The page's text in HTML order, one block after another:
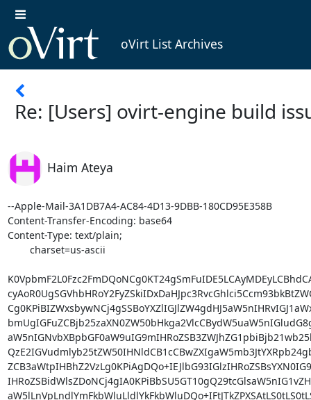
oVirt List Archives
Re: [Users] ovirt-engine build
Haim Ateya
--Apple-Mail-3A1DB7A4-AC84-4D13-9DBB-180CD95E358B
Content-Transfer-Encoding: base64
Content-Type: text/plain;
	charset=us-ascii

K0VpbmF2L0Fzc2FmDQoNCg0KT24gSmFuIDE5LCAyMDEyLCBhdCAxODo1MSwgIkJyb3duLCBDaHJp
cyAoR0UgSGVhbHRoY2FyZSkiIDxDaHJpc3RvcGhlci5Ccm93bkBtZWQuZ2UuY29tPiB3cm90ZToN
Cg0KPiBIZWxsbywNCj4gSSBoYXZlIGJlZW4gdHJ5aW5nIHRvIGJ1aWxkIHRoZSBvdmlydC1lbmdp
bmUgIGFuZCBjb25zaXN0ZW50bHkga2VlcCBydW5uaW5nIGludG8gYnVpbGQgZmFpbHVyZXMgZHVy
aW5nIGNvbXBpbGF0aW9uIG9mIHRoZSB3ZWJhZG1pbiBjb21wb25lbnQuDQo+IEkgaGF2ZSBhbiBG
QzE2IGVudmlyb25tZW50IHNldCB1cCBwZXIgaW5mb3JtYXRpb24gb24gdGhlIGVuZ2luZSBidWls
ZCB3aWtpIHBhZ2VzLg0KPiAgDQo+IEJlbG93IGlzIHRoZSBsYXN0IG91dHB1dCBJIHNlZSBmcm9t
IHRoZSBidWlsZDoNCj4gIA0KPiBbSU5GT10gQ29tcGlsaW5nIG1vZHVsZSBvcmcub3ZpcnQuZW5n
aW5lLnVpLndlYmFkbWluLldlYkFkbWluDQo+IFtJTkZPXSAtLS0tLS0tLS0tLS0tLS0tLS0tLS0t
LS0tLS0tLS0tLS0tLS0tLS0tLS0tLS0tLS0tLS0tLS0tLS0tLS0tLS0tLS0tLS0tLS0NCj4gW0lO
Rk9dIFJlYWN0b3IgU3VtbWFyeToNCj4gW0lORk9dDQo+IFtJTkZPXSBvVmlydCBFbmdpbmUgUm9v
dCBQcm9qZWN0IC4uLi4uLi4uLi4uLi4uLi4uLi4uLi4uLi4gU1VDQ0VTUyBbMTYuNzgxc10NCj4g
W0lORk9dIG9WaXJ0IEJ1aWxkIFRvb2xzIC4uLi4uLi4uLi4uLi4uLi4uLi4uLi4uLi4uLi4uLi4u
LiBTVUNDRVNTIFs1NS4zMDNzXQ0KPiBbSU5GT10gb1ZpcnQgTW9kdWxlcyAuLi4uLi4uLi4uLi4u
Li4uLi4uLi4uLi4uLi4uLi4uLi4uLi4uIFNVQ0NFU1MgWzAuMDA2c10NCj4gW0lORk9dIG9WaXJ0
IE1hbmFnZXIgLi4uLi4uLi4uLi4uLi4uLi4uLi4uLi4uLi4uLi4uLi4uLi4uLiBTVUNDRVNTIFsw
LjAwNXNdDQo+IFtJTkZPXSBvVmlydCBNb2R1bGVzIC4uLi4uLi4uLi4uLi4uLi4uLi4uLi4uLi4u
Li4uLi4uLi4uLi4gU1VDQ0VTUyBbNDUuNDg2c10NCj4gW0lORk9dIENTaGFycCBDb21wYXRpYmls
aXR5IC4uLi4uLi4uLi4uLi4uLi4uLi4uLi4uLi4uLi4uLiBTVUNDRVNTIFszLjc4NXNdDQo+IFtJ
TkZPXSBFbmNyeXB0aW9uIExpYnJhcmllcyAuLi4uLi4uLi4uLi4uLi4uLi4uLi4uLi4uLi4uLi4g
U1VDQ0VTUyBbNTAuMDUzc10NCj4gW0lORk9dIG9WaXJ0IFRvb2xzIC4uLi4uLi4uLi4uLi4uLi4u
Li4uLi4uLi4uLi4uLi4uLi4uLi4uLiBTVUNDRVNTIFsyLjEwNXNdDQo+IFtJTkZPXSBvVmlydCBU
b29scyBDb21tb24gTGlicmFyeSAuLi4uLi4uLi4uLi4uLi4uLi4uLi4uLi4gU1VDQ0VTUyBbNS43
MDJzXQ0KPiBbSU5GT10gQ29tbW9uIENvZGUgLi4uLi4uLi4uLi4uLi4uLi4uLi4uLi4uLi4uLi4u
Li4uLi4uLi4uIFNVQ0NFU1MgWzI1LjYzNXNdDQo+IFtJTkZPXSBDb21tb24gdXRpbGl0aWVzIC4u
Li4uLi4uLi4uLi4uLi4uLi4uLi4uLi4uLi4uLi4uLi4gU1VDQ0VTUyBbMzAuMDc5c10NCj4gW0lO
Rk9dIERhdGEgQWNjZXNzIExheWVyIC4uLi4uLi4uLi4uLi4uLi4uLi4uLi4uLi4uLi4uLi4uLiBT
VUNDRVNTIFsxNi4yNTZzXQ0KPiBbSU5GT10gZW5naW5lIGJlYW5zIC4uLi4uLi4uLi4uLi4uLi4u
Li4uLi4uLi4uLi4uLi4uLi4uLi4uIFNVQ0NFU1MgWzAuMTAyc10NCj4gW0lORk9dIGVuZ2luZSBz
Y2hlZHVsZXIgYmVhbiAuLi4uLi4uLi4uLi4uLi4uLi4uLi4uLi4uLi4uLiBTVUNDRVNTIFs5LjQw
NHNdDQo+IFtJTkZPXSBWZHMgYnJva2VyIC4uLi4uLi4uLi4uLi4uLi4uLi4uLi4uLi4uLi4uLi4u
Li4uLi4uLi4gU1VDQ0VTUyBbNi43NzlzXQ0KPiBbSU5GT10gU2VhcmNoIEJhY2tlbmQgLi4uLi4u
Li4uLi4uLi4uLi4uLi4uLi4uLi4uLi4uLi4uLi4uIFNVQ0NFU1MgWzMuMTM0c10NCj4gW0lORk9d
IGVuZ2luZSB2ZHNicm9rZXIgc3RhdGVsZXNzIHNlc3Npb24gYmVhbiAuLi4uLi4uLi4uLiBTVUND
RVNTIFsxLjc5OHNdDQo+IFtJTkZPXSBCYWNrZW5kIExvZ2ljIEBTZXJ2aWNlIGJlYW4gLi4uLi4u
Li4uLi4uLi4uLi4uLi4uLi4gU1VDQ0VTUyBbNTcuNjQ1c10NCj4gW0lORk9dIG9WaXJ0IFJFU1Rm
dWwgQVBJIEJhY2tlbmQgSW50ZWdyYXRpb24gLi4uLi4uLi4uLi4uLiBTVUNDRVNTIFswLjA5OHNd
DQo+IFtJTkZPXSBvVmlydCBSRVNUZnVsIEFQSSBpbnRlcmZhY2UgLi4uLi4uLi4uLi4uLi4uLi4u
Li4uLi4gU1VDQ0VTUyBbMC4yNThzXQ0KPiBbSU5GT10gb1ZpcnQgRW5naW5lIEFQSSBEZWZpbml0
aW9uIC4uLi4uLi4uLi4uLi4uLi4uLi4uLi4uIFNVQ0NFU1MgWzM1LjIwN3NdDQo+IFtJTkZPXSBv
VmlydCBFbmdpbmUgQVBJIENvbW1vbSBQYXJlbnQgUE9NIC4uLi4uLi4uLi4uLi4uLi4gU1VDQ0VT
UyBbMC4wODJzXQ0KPiBbSU5GT10gb1ZpcnQgRW5naW5lIEFQSSBDb21tb24gSkFYLVJTIC4uLi4u
Li4uLi4uLi4uLi4uLi4uIFNVQ0NFU1MgWzMuMTkyc10NCj4gW0lORk9dIG9WaXJ0IFJFU1RmdWwg
QVBJIEJhY2tlbmQgSW50ZWdyYXRpb24gVHlwZSBNYXBwZXJzICBTVUNDRVNTIFs1LjM2OXNdDQo+
IFtJTkZPXSBvVmlydCBSRVNUZnVsIEFQSSBCYWNrZW5kIEludGVncmF0aW9uIEpBWC1SUyBSZXNv
dXJjZXMgIFNVQ0NFU1MgWzkuMTQyc10NCj4gW0lORk9dIG9WaXJ0IFJFU1RmdWwgQVBJIEJhY2tl
bmQgSW50ZWdyYXRpb24gV2ViYXBwIC4uLi4uLiBTVUNDRVNTIFsxNy4xMDNzXQ0KPiBbSU5GT10g
b1ZpcnQgQ29uZmlndXJhdGlvbiBUb29sIC4uLi4uLi4uLi4uLi4uLi4uLi4uLi4uLi4uIFNVQ0NF
U1MgWzIuMjY4c10NCj4gW0lORk9dIE5vdGlmaWVyIFNlcnZpY2UgcGFja2FnZSAuLi4uLi4uLi4u
Li4uLi4uLi4uLi4uLi4uLiBTVUNDRVNTIFswLjAxMnNdDQo+IFtJTkZPXSBOb3RpZmllciBTZXJ2
aWNlIC4uLi4uLi4uLi4uLi4uLi4uLi4uLi4uLi4uLi4uLi4uLi4gU1VDQ0VTUyBbMi45MTJzXQ0K
PiBbSU5GT10gTm90aWZpZXIgU2VydmljZSBSZXNvdXJjZXMgLi4uLi4uLi4uLi4uLi4uLi4uLi4u
Li4uIFNVQ0NFU1MgWzI4LjYzNXNdDQo+IFtJTkZPXSBvVmlydCBNb2R1bGVzIC4uLi4uLi4uLi4u
Li4uLi4uLi4uLi4uLi4uLi4uLi4uLi4uLi4gU1VDQ0VTUyBbMC42ODZzXQ0KPiBbSU5GT10gb1Zp
cnQgTW9kdWxlcyAuLi4uLi4uLi4uLi4uLi4uLi4uLi4uLi4uLi4uLi4uLi4uLi4uIFNVQ0NFU1Mg
WzAuMDE3c10NCj4gW0lORk9dIG9WaXJ0IE1vZHVsZXMgLi4uLi4uLi4uLi4uLi4uLi4uLi4uLi4u
Li4uLi4uLi4uLi4uLiBTVUNDRVNTIFswLjAwNXNdDQo+IFtJTkZPXSBTaGFyZWQgR1dUIGNvZGUg
Li4uLi4uLi4uLi4uLi4uLi4uLi4uLi4uLi4uLi4uLi4uLi4gU1VDQ0VTUyBbMTowMS41NjFzXQ0K
PiBbSU5GT10gb1ZpcnQgQVBJcyAuLi4uLi4uLi4uLi4uLi4uLi4uLi4uLi4uLi4uLi4uLi4uLi4u
Li4uIFNVQ0NFU1MgWzEuMDA4c10NCj4gW0lORk9dIG9WaXJ0IGdlbmVyaWMgQVBJIC4uLi4uLi4u
Li4uLi4uLi4uLi4uLi4uLi4uLi4uLi4uLiBTVUNDRVNTIFsyLjMxNHNdDQo+IFtJTkZPXSBTaGFy
ZWQgR1dUIGNvZGUgZm9yIGRlcGxveW1lbnQgLi4uLi4uLi4uLi4uLi4uLi4uLi4gU1VDQ0VTUyBb
Mi4zMTZzXQ0KPiBbSU5GT10gRXh0ZW5zaW9ucyBmb3IgR1dUIC4uLi4uLi4uLi4uLi4uLi4uLi4u
Li4uLi4uLi4uLi4uIFNVQ0NFU1MgWzIzLjAxNHNdDQo+IFtJTkZPXSBDU2hhcnAgQ29tcGF0aWJp
bGl0eSAoRm9yIFVJQ29tbW9uKSAuLi4uLi4uLi4uLi4uLi4gU1VDQ0VTUyBbMS41ODVzXQ0KPiBb
SU5GT10gRnJvbnRlbmQgZm9yIEdXVCBVSSBQcm9qZWN0cyAuLi4uLi4uLi4uLi4uLi4uLi4uLi4u
IFNVQ0NFU1MgWzE1LjQxM3NdDQo+IFtJTkZPXSBVSUNvbW1vbiAuLi4uLi4uLi4uLi4uLi4uLi4u
Li4uLi4uLi4uLi4uLi4uLi4uLi4uLi4gU1VDQ0VTUyBbMTAuNjI5c10NCj4gW0lORk9dIFVJQ29t
bW9uV2ViIC4uLi4uLi4uLi4uLi4uLi4uLi4uLi4uLi4uLi4uLi4uLi4uLi4uLiBTVUNDRVNTIFsx
NS41ODBzXQ0KPiBbSU5GT10gV2ViQWRtaW4gLi4uLi4uLi4uLi4uLi4uLi4uLi4uLi4uLi4uLi4u
Li4uLi4uLi4uLi4uIEZBSUxVUkUgWzQ6MjguNTkwc10NCj4gW0lORk9dIFVzZXJQb3J0YWwgLi4u
Li4uLi4uLi4uLi4uLi4uLi4uLi4uLi4uLi4uLi4uLi4uLi4uLiBTS0lQUEVEDQo+IFtJTkZPXSBv
VmlydCBXQVJzIC4uLi4uLi4uLi4uLi4uLi4uLi4uLi4uLi4uLi4uLi4uLi4uLi4uLi4gU0tJUFBF
RA0KPiBbSU5GT10gV1BGIEFwcGxpY2F0aW9uIE1vZHVsZSAuLi4uLi4uLi4uLi4uLi4uLi4uLi4u
Li4uLi4uIFNLSVBQRUQNCj4gW0lORk9dIG9WaXJ0IFdlYiBBcHBsaWNhdGlvbiBNb2R1bGUgLi4u
Li4uLi4uLi4uLi4uLi4uLi4uLiBTS0lQUEVEDQo+IFtJTkZPXSBDb21wb25lbnRzIFdlYiBBcHBs
aWNhdGlvbiBNb2R1bGUgLi4uLi4uLi4uLi4uLi4uLi4gU0tJUFBFRA0KPiBbSU5GT10gb1ZpcnQg
U2VydmVyIEVBUiAuLi4uLi4uLi4uLi4uLi4uLi4uLi4uLi4uLi4uLi4uLi4uIFNLSVBQRUQNCj4g
W0lORk9dIC0tLS0tLS0tLS0tLS0tLS0tLS0tLS0tLS0tLS0tLS0tLS0tLS0tLS0tLS0tLS0tLS0t
LS0tLS0tLS0tLS0tLS0tLS0tLS0tLQ0KPiBbSU5GT10gQlVJTEQgRkFJTFVSRQ0KPiBbSU5GT10g
LS0tLS0tLS0tLS0tLS0tLS0tLS0tLS0tLS0tLS0tLS0tLS0tLS0tLS0tLS0tLS0tLS0tLS0tLS0t
LS0tLS0tLS0tLS0tLS0tDQo+IFtJTkZPXSBUb3RhbCB0aW1lOiAxNDowMS4yNjNzDQo+IFtJTkZP
XSBGaW5pc2hlZCBhdDogVGh1IEphbiAxOSAxMDozNjoxOSBDU1QgMjAxMg0KPiBbSU5GT10gRmlu
YWwgTWVtb3J5OiAxMTdNLzI2OU0NCj4gW0lORk9dIC0tLS0tLS0tLS0tLS0tLS0tLS0tLS0tLS0t
LS0tLS0tLS0tLS0tLS0tLS0tLS0tLS0tLS0tLS0tLS0tLS0tLS0tLS0tLS0tLQ0KPiBbRVJST1Jd
IEZhaWxlZCB0byBleGVjdXRlIGdvYWwgb3JnLmNvZGVoYXVzLm1vam86Z3d0LW1hdmVuLXBsdWdp
bjoyLjMuMC0xOmNvbXBpbGUgKGd3dGNvbXBpbGUpIG9uIHByb2plY3Qgd2ViYWRtaW46IENvbW1h
bmQgW1sNCj4gW0VSUk9SXSAvYmluL3NoIC1jIC91c3IvbGliL2p2bS9qYXZhLTEuNi4wLW9wZW5q
ZGstMS42LjAuMC54ODZfNjQvanJlL2Jpbi9qYXZhIC1qYXZhYWdlbnQ6L3Jvb3QvLm0yL3JlcG9z
aXRvcnkvb3JnL2FzcGVjdGovYXNwZWN0andlYXZlci8xLjYuMTEvYXNwZWN0andlYXZlci0xLjYu
MTEuamFyIC1YbXMxMDI0TSAtWG14MjA0OE0gLVhYOlBlcm1TaXplPTI1Nk0gLVhYOk1heFBlcm1T
aXplPTI1Nk0gJy1EZ3d0LmRvbnRQcnVuZT1vcmdcLm92aXJ0XC5lbmdpbmVcLmNvcmVcLihjb21t
b258Y29tcGF0KVwuLionIC1jbGFzc3BhdGggL3RlbXAvb3ZpcnQtZW5naW5lL2Zyb250ZW5kL3dl
YmFkbWluL21vZHVsZXMvd2ViYWRtaW4vc3JjL21haW4vamF2YTovdGVtcC9vdmlydC1lbmdpbmUv
ZnJvbnRlbmQvd2ViYWRtaW4vbW9kdWxlcy93ZWJhZG1pbi90YXJnZXQvZ2VuZXJhdGVkLXNvdXJj
ZXMvYW5ub3RhdGlvbnM6L3RlbXAvb3ZpcnQtZW5naW5lL2Zyb250ZW5kL3dlYmFkbWluL21vZHVs
ZXMvd2ViYWRtaW4vdGFyZ2V0L2dlbmVyYXRlZC1zb3VyY2VzL2d3dDovdGVtcC9vdmlydC1lbmdp
bmUvZnJvbnRlbmQvd2ViYWRtaW4vbW9kdWxlcy93ZWJhZG1pbi9zcmMvbWFpbi9yZXNvdXJjZXM6
L3RlbXAvb3ZpcnQtZW5naW5lL2Zyb250ZW5kL3dlYmFkbWluL21vZHVsZXMvd2ViYWRtaW4vdGFy
Z2V0L3dlYmFkbWluLTMuMC4wLTAwMDEvV0VCLUlORi9jbGFzc2VzOi9yb290Ly5tMi9yZXBvc2l0
b3J5L2NvbS9nb29nbGUvZ3d0L2d3dC11c2VyLzIuMy4wL2d3dC11c2VyLTIuMy4wLmphcjovcm9v
dC8ubTIvcmVwb3NpdG9yeS9jb20vZ3d0cGxhdGZvcm0vZ3d0cC1tdnAtY2xpZW50LzAuNi9nd3Rw
LW12cC1jbGllbnQtMC42Lmphcjovcm9vdC8ubTIvcmVwb3NpdG9yeS9jb20vZ3d0cGxhdGZvcm0v
Z3d0cC1jbGllbnRzLWNvbW1vbi8wLjYvZ3d0cC1jbGllbnRzLWNvbW1vbi0wLjYuamFyOi9yb290
Ly5tMi9yZXBvc2l0b3J5L2NvbS9nd3RwbGF0Zm9ybS9nd3RwLXByb2Nlc3NvcnMvMC42L2d3dHAt
cHJvY2Vzc29ycy0wLjYuamFyOi9yb290Ly5tMi9yZXBvc2l0b3J5L2NvbS9nb29nbGUvaW5qZWN0
L2d1aWNlLzMuMC9ndWljZS0zLjAuamFyOi9yb290Ly5tMi9yZXBvc2l0b3J5L2phdmF4L2luamVj
dC9qYXZheC5pbmplY3QvMS9qYXZheC5pbmplY3QtMS5qYXI6L3Jvb3QvLm0yL3JlcG9zaXRvcnkv
YW9wYWxsaWFuY2UvYW9wYWxsaWFuY2UvMS4wL2FvcGFsbGlhbmNlLTEuMC5qYXI6L3Jvb3QvLm0y
L3JlcG9zaXRvcnkvY29tL2dvb2dsZS9pbmplY3QvZXh0ZW5zaW9ucy9ndWljZS1hc3Npc3RlZGlu
amVjdC8zLjAvZ3VpY2UtYXNzaXN0ZWRpbmplY3QtMy4wLmphcjovcm9vdC8ubTIvcmVwb3NpdG9y
eS9jb20vZ29vZ2xlL2d3dC9pbmplY3QvZ2luLzEuNS4wL2dpbi0xLjUuMC5qYXI6L3Jvb3QvLm0y
L3JlcG9zaXRvcnkvY29tL2dvb2dsZS9nd3QvZ3d0LWRldi8yLjMuMC9nd3QtZGV2LTIuMy4wLmph
cjovdGVtcC9vdmlydC1lbmdpbmUvZnJvbnRlbmQvd2ViYWRtaW4vbW9kdWxlcy91aWNvbW1vbndl
Yi90YXJnZXQvdWljb21tb253ZWItMy4wLjAtMDAwMS5qYXI6L3RlbXAvb3ZpcnQtZW5naW5lL2Zy
b250ZW5kL3dlYmFkbWluL21vZHVsZXMvdWljb21wYXQvdGFyZ2V0L3VpY29tcGF0LTMuMC4wLTAw
MDEuamFyOi90ZW1wL292aXJ0LWVuZ2luZS9mcm9udGVuZC9hcGkvZ2VuZXJpY2FwaS90YXJnZXQv
Z2VuZXJpY2FwaS0zLjAuMC0wMDAxLmphcjovdGVtcC9vdmlydC1lbmdpbmUvYmFja2VuZC9tYW5h
Z2VyL21vZHVsZXMvY29tbW9uL3RhcmdldC9jb21tb24tMy4wLjAtMDAwMS5qYXI6L3RlbXAvb3Zp
cnQtZW5naW5lL2JhY2tlbmQvbWFuYWdlci9tb2R1bGVzL2NvbXBhdC90YXJnZXQvY29tcGF0LTMu
MC4wLTAwMDEuamFyOi90ZW1wL292aXJ0LWVuZ2luZS9iYWNrZW5kL21hbmFnZXIvbW9kdWxlcy91
dGlscy90YXJnZXQvdXRpbHMtMy4wLjAtMDAwMS5qYXI6L3Jvb3QvLm0yL3JlcG9zaXRvcnkvb3Jn
L2pib3NzL2ludGVyY2VwdG9yL2pib3NzLWludGVyY2VwdG9yLWNvcmUvMi4wLjAuQWxwaGEzL2pi
b3NzLWludGVyY2VwdG9yLWNvcmUtMi4wLjAuQWxwaGEzLmphcjovcm9vdC8ubTIvcmVwb3NpdG9y
eS9vcmcvamJvc3MvaW50ZXJjZXB0b3IvamJvc3MtaW50ZXJjZXB0b3Itc3BpLzIuMC4wLkFscGhh
My9qYm9zcy1pbnRlcmNlcHRvci1zcGktMi4wLjAuQWxwaGEzLmphcjovcm9vdC8ubTIvcmVwb3Np
dG9yeS9jb20vZ29vZ2xlL2d1YXZhL2d1YXZhL3IwNi9ndWF2YS1yMDYuamFyOi9yb290Ly5tMi9y
ZXBvc2l0b3J5L2phdmFzc2lzdC9qYXZhc3Npc3QvMy4xMi4wLkdBL2phdmFzc2lzdC0zLjEyLjAu
R0EuamFyOi9yb29